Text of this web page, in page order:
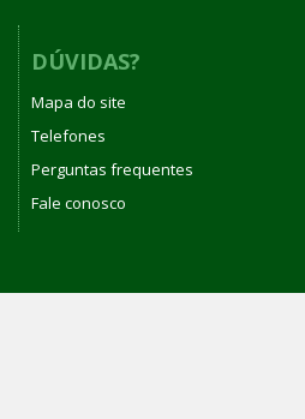
DÚVIDAS?
Mapa do site
Telefones
Perguntas frequentes
Fale conosco